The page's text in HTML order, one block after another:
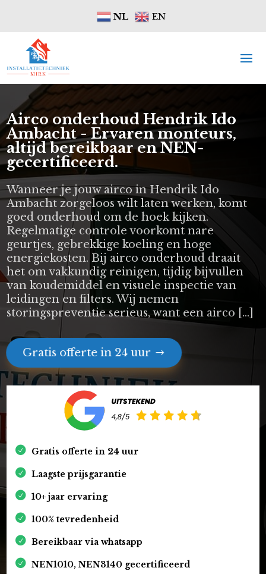
NL EN
Airco onderhoud Hendrik Ido
Ambacht - Ervaren monteurs,
altijd bereikbaar en NEN-
gecertificeerd.
Wanneer je jouw airco in Hendrik Ido
Ambacht zorgeloos wilt laten werken, komt
goed onderhoud om de hoek kijken.
Regelmatige controle voorkomt nare
geurtjes, gebrekkige koeling en hoge
energiekosten. Bij airco onderhoud draait
het om vakkundig reinigen, tijdig bijvullen
van koudemiddel en visuele inspectie van
leidingen en filters. Wij nemen
storingspreventie serieus, want een airco […]
Gratis offerte in 24 uur
Gratis offerte in 24 uur
Laagste prijsgarantie
10+ jaar ervaring
100% tevredenheid
Bereikbaar via whatsapp
NEN1010, NEN3140 gecertificeerd